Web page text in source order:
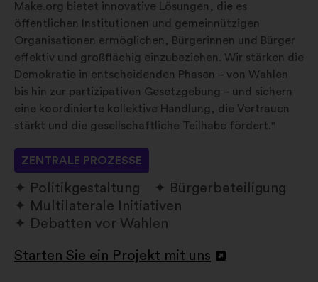
Make.org bietet innovative Lösungen, die es
öffentlichen Institutionen und gemeinnützigen
Organisationen ermöglichen, Bürgerinnen und Bürger
effektiv und großflächig einzubeziehen. Wir stärken die
Demokratie in entscheidenden Phasen – von Wahlen
bis hin zur partizipativen Gesetzgebung – und sichern
eine koordinierte kollektive Handlung, die Vertrauen
stärkt und die gesellschaftliche Teilhabe fördert."
ZENTRALE PROZESSE
Politikgestaltung
Bürgerbeteiligung
Multilaterale Initiativen
Debatten vor Wahlen
Starten Sie ein Projekt mit uns
In